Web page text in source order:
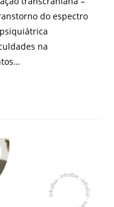
do espectro
na